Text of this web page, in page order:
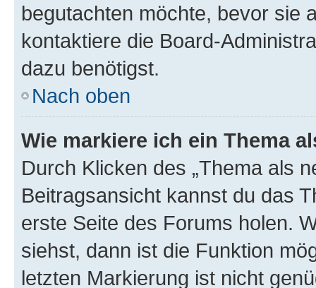
begutachten möchte, bevor sie
kontaktiere die Board-
dazu benötigst.
Nach oben
Wie markiere ich ein Thema
Durch Klicken des „Thema als
Beitragsansicht kannst du das
erste Seite des Forums holen.
siehst, dann ist die Funktion
letzten Markierung ist nicht